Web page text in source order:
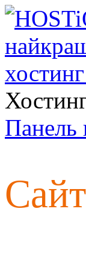
Панель